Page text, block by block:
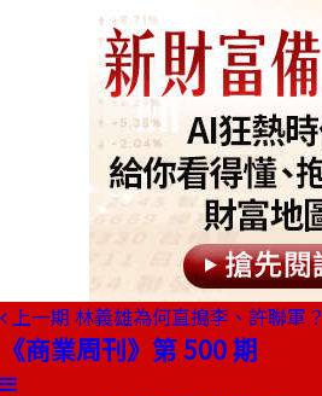
上一期 林義雄為何直搗李、許聯軍？
《商業周刊》第 500 期